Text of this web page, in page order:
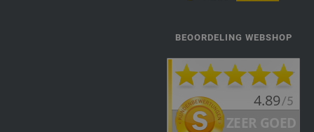
BEOORDELING WEBSHOP